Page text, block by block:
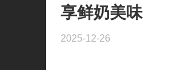
享鲜奶美味
2025-12-26